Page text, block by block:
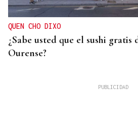
QUEN CHO DIXO
¿Sabe usted que el sushi gratis
Ourense?